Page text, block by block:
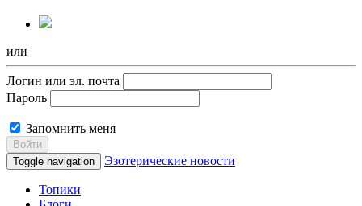
или
Логин или эл. почта
Пароль
Запомнить меня
Войти
Toggle navigation
Эзотерические новости
Топики